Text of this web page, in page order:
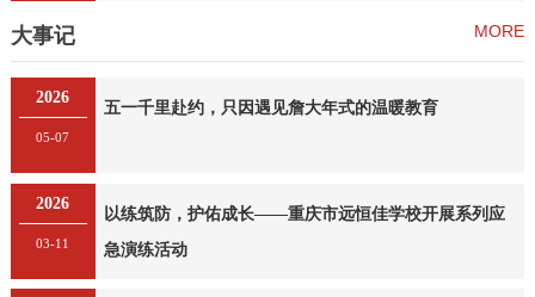
大事记 MORE
2026
05-07
五一千里赴约，只因遇见詹大年式的温暖教育
2026
03-11
以练筑防，护佑成长——重庆市远恒佳学校开展系列应
急演练活动